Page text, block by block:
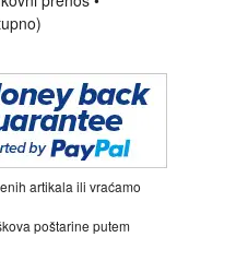
artikala ili vraćamo
poštarine putem